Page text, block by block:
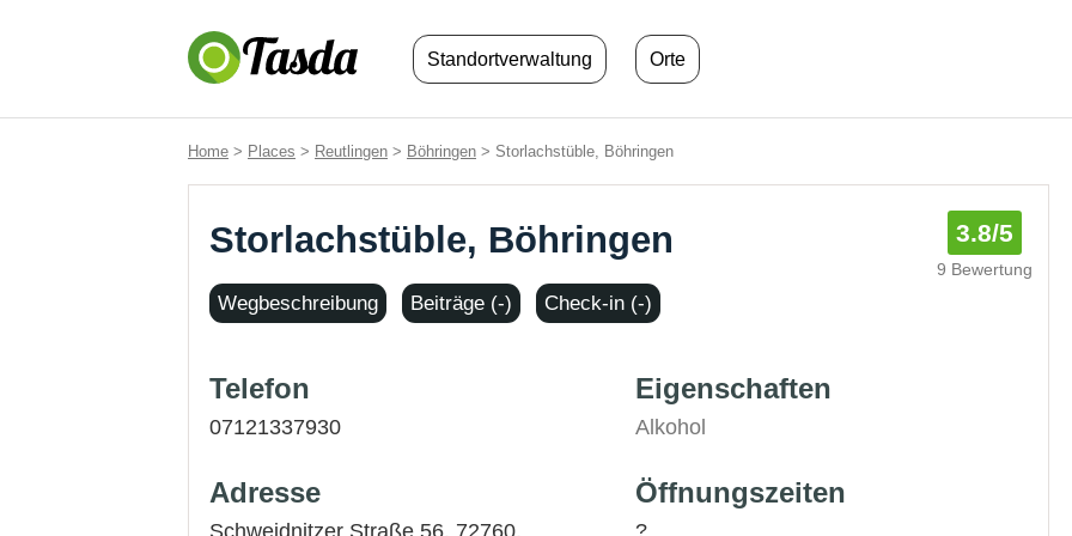
Standortverwaltung Orte
Home > Places > Reutlingen > Böhringen > Storlachstüble, Böhringen
Storlachstüble, Böhringen 3.8/5
9 Bewertung
Wegbeschreibung Beiträge (-) Check-in (-)
Telefon
07121337930
Adresse
Schweidnitzer Straße 56, 72760,
Eigenschaften
Alkohol
Öffnungszeiten
?